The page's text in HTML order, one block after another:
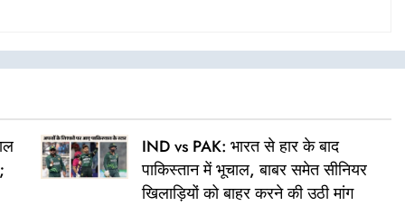
IND vs PAK: भारत से हार के बाद
पाकिस्तान में भूचाल, बाबर समेत सीनियर
खिलाड़ियों को बाहर करने की उठी मांग